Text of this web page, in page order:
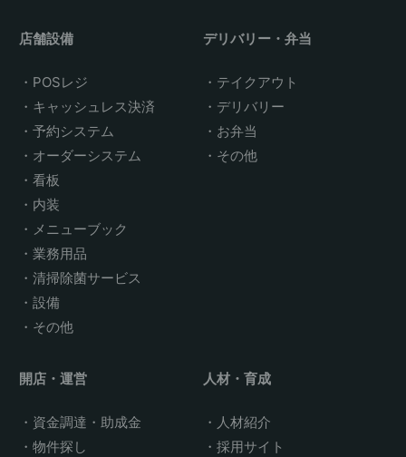
店舗設備
POSレジ
キャッシュレス決済
予約システム
オーダーシステム
看板
内装
メニューブック
業務用品
清掃除菌サービス
設備
その他
デリバリー・弁当
テイクアウト
デリバリー
お弁当
その他
開店・運営
資金調達・助成金
物件探し
人材・育成
人材紹介
採用サイト